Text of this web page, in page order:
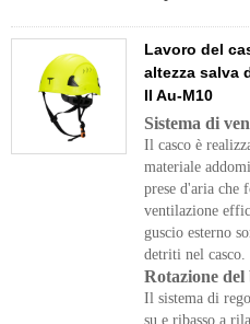
Lavoro del
altezza salva
II Au-M10
Sistema di
Il casco è
materiale
prese d'aria che
ventilazione
guscio esterno
detriti nel casco.
Rotazione
Il sistema di
su e ribasso a